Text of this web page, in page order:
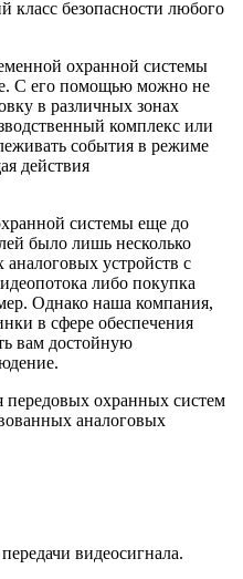
класс безопасности любого
охранной системы
С его помощью можно не
в различных зонах
комплекс или
события в режиме
действия
системы еще до
было лишь несколько
аналоговых устройств с
либо покупка
Однако наша компания,
в сфере обеспечения
вам достойную
передовых охранных систем
аналоговых
видеосигнала.